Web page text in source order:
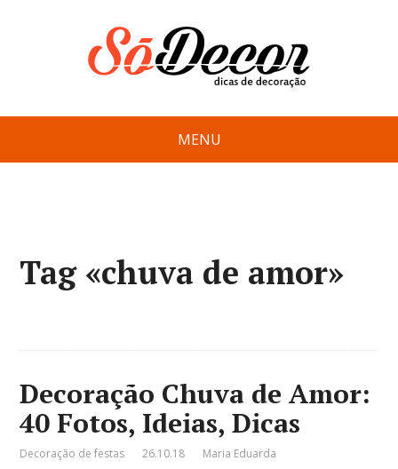
MENU
Tag «chuva de amor»
Decoração Chuva de Amor:
40 Fotos, Ideias, Dicas
Decoração de festas 26.10.18 Maria Eduarda